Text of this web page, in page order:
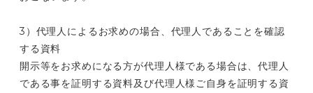
3）代理人によるお求めの場合、代理人であることを確認
する資料
開示等をお求めになる方が代理人様である場合は、代理人
である事を証明する資料及び代理人様ご自身を証明する資